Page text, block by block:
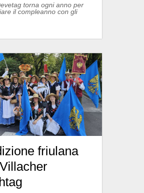
torna ogni anno per
il compleanno con gli
friulana